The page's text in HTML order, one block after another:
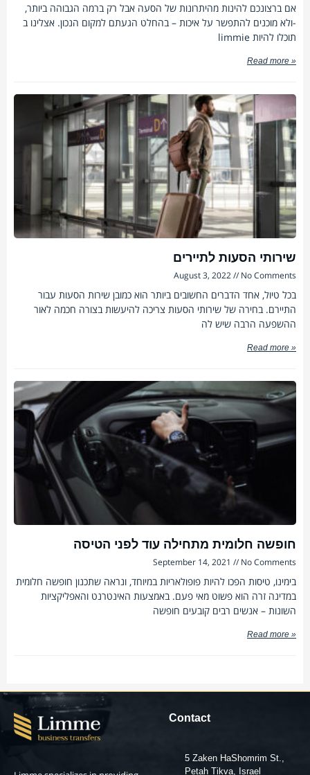
אם ברצונכם להינות מהיתרונות של הסעה אבל רק ברמה הגבוהה ביותר,
ולא מוכנים להתפשר על איכות – בהחלט הגעתם למקום הנכון. אצלינו ב-
limmie תוכלו להיות
Read more »
שירותי הסעות לתיירים
August 3, 2022 No Comments
בכל טיול, אחד הדברים החשובים ביותר הוא כמובן שירות הסעות עבור
התיירם. בחירה של שירותי הסעות צריכה להיעשות בצורה חכמה לאור
ההשפעה הרבה שיש לה
Read more »
חופשה חלומית מתחילה עוד לפני הטיסה
September 14, 2021 No Comments
בימינו, טיסות הפכו להיות פופולאריות במיוחד, ונראה שתכנון חופשה חלומית
במדינה זרה הוא פשוט מאי פעם. באמצעות האינטרנט והאפליקציות
השונות – אנשים רבים קובעים חופשה
Read more »
Contact
5 Zaken HaShomrim St.,
Petah Tikva, Israel